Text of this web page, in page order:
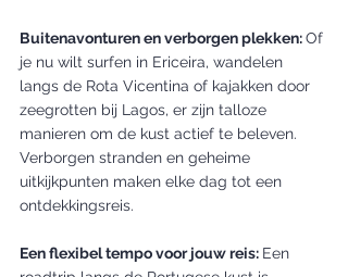
Buitenavonturen en verborgen plekken: Of
je nu wilt surfen in Ericeira, wandelen
langs de Rota Vicentina of kajakken door
zeegrotten bij Lagos, er zijn talloze
manieren om de kust actief te beleven.
Verborgen stranden en geheime
uitkijkpunten maken elke dag tot een
ontdekkingsreis.
Een flexibel tempo voor jouw reis: Een